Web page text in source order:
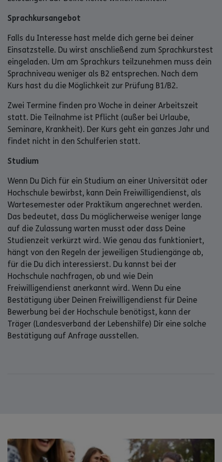
Sprachkursangebot
Falls du Interesse hast melde dich gerne bei deiner
Einsatzstelle. Du wirst anschließend zum Sprachkurstest
eingeladen. Um am Sprachkurs teilzunehmen muss dein
Sprachniveau weniger als B2 entsprechen. Nach dem
Kurs hast du die Möglichkeit zur Prüfung B1/B2.
Zwei Termine finden pro Woche in deiner Arbeitszeit
statt. Die Teilnahme ist Pflicht (außer bei Urlaube,
Seminare, Krankheit). Der Kurs geht ein ganzes Jahr und
findet nicht in den Schulferien statt.
Studium
Wenn Du Dich für ein Studium an einer Universität oder
Hochschule bewirbst, kann Dein Freiwilligendienst, als
Wartesemester oder Praktikum angerechnet werden.
Das bedeutet, dass Du möglicherweise weniger lange
auf die Zulassung warten musst oder dass Deine
Studienzeit verkürzt wird. Wie genau das funktioniert,
hängt von den Regeln der jeweiligen Studiengänge ab,
für die Du dich interessierst. Du kannst bei der
Hochschule nachfragen, ob und wie Dein
Freiwilligendienst anerkannt wird. Wenn Du eine
Bestätigung über Deinen Freiwilligendienst für Deine
Bewerbung bei der Hochschule benötigst, kann der
Träger (Landesverband der Lebenshilfe) Dir eine solche
Bestätigung auf Anfrage ausstellen.